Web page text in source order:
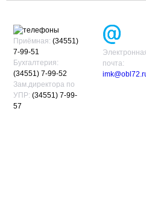
Приёмная: (34551)
7-99-51
Бухгалтерия:
(34551) 7-99-52
Зам.директора по
УПР: (34551) 7-99-
57
почта: